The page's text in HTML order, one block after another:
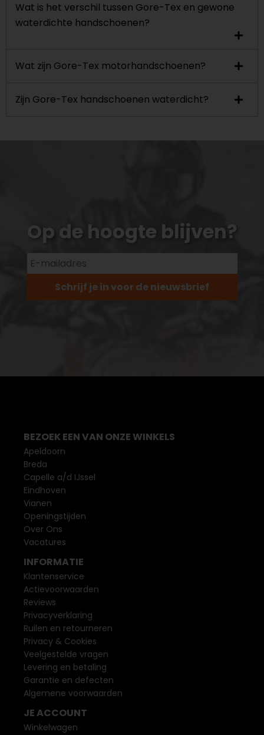
Wat is het verschil tussen Gore-Tex en gewone
waterdichte handschoenen?
Wat zijn Gore-Tex motorhandschoenen?
Zijn Gore-Tex handschoenen waterdicht?
Op de hoogte blijven?
Schrijf je in voor de nieuwsbrief
BEZOEK EEN VAN ONZE WINKELS
Apeldoorn
Breda
Capelle a/d IJssel
Eindhoven
Vianen
Openingstijden
Over Ons
Vacatures
INFORMATIE
Klantenservice
Actievoorwaarden
Reviews
Privacyverklaring
Ruilen en retourneren
Privacy & Cookies
Veelgestelde vragen
Levering en betaling
Garantie en defecten
Algemene voorwaarden
JE ACCOUNT
Winkelwagen